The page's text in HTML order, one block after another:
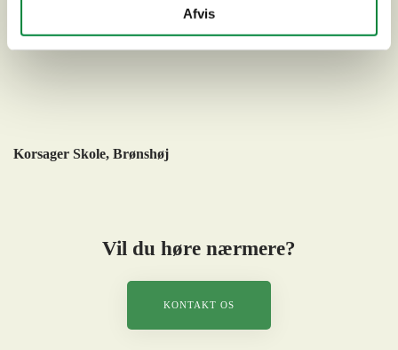
Afvis
Korsager Skole, Brønshøj
Vil du høre nærmere?
KONTAKT OS